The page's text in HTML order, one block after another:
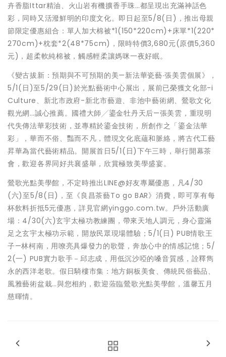
卉香脂Ittar精油、火山岩有機擴香手珠…都呈現出充滿神話色
彩，同時又活潑鮮明的印度文化。即日起至5/8(日)，推出母親
節限定優惠組合：單人加大棉被*1(150*220cm)+床單*1(220*
270cm)+枕套*2(48*75cm)，限時特價3,680元(原價5,360
元)，超柔軟純棉被，觸感輕柔讓媽咪一夜好眠。
《變古拔新：預期與不可預期的美—新法華瓷藝∙張美雲個展》，
5/1(日)至5/29(日)於光點藝術中心展出，展前已榮獲文化部-i
Culture、新北市政府-新北市藝遊、非池中藝術網、鶯歌文化
觀光網…誠心推薦。國禮大師╱鎏金牡丹天后—張美雲，重現明
代失傳法華彩技術，並專精於鎏金技術，所創作之「鎏金法華
彩」，華而不俗、豔而不凡，體現文化底蘊和脈絡，將古代工藝
昇華為當代藝術精品。開展首日5/1(日)下午三時，舉行開幕茶
會，歡迎各界同好共襄盛舉，欣賞極致美學盛宴。
鶯歌光點美學館，不定時推出LINE@好友專屬優惠，凡4/30
(六)至5/8(日)，至《良昌茶藝To go BAR》消費，即可享有每
杯飲料折抵5元優惠，詳見官網yinggo.com.tw。戶外活動廣
場：4/30(六)玄宇太極功教練團，帶來天地人調元，身心靈滿
足之玄宇太極功示範，開放民眾現場體驗；5/1(日) PUB情歌王
子—林柯南，用嘹亮具爆發力的歌聲，奔放心中的情感記憶；5/
2(一) PUB實力歌手－邱志成，用低沉沙啞的嗓音質感，詮釋雋
永的西洋老歌。假日騎樓市集：地方銅板美食、傳統民俗藝品、
風雅藝術盆栽…與您相約，歡迎蒞臨鶯歌光點美學館，溫馨五月
慈暉情。